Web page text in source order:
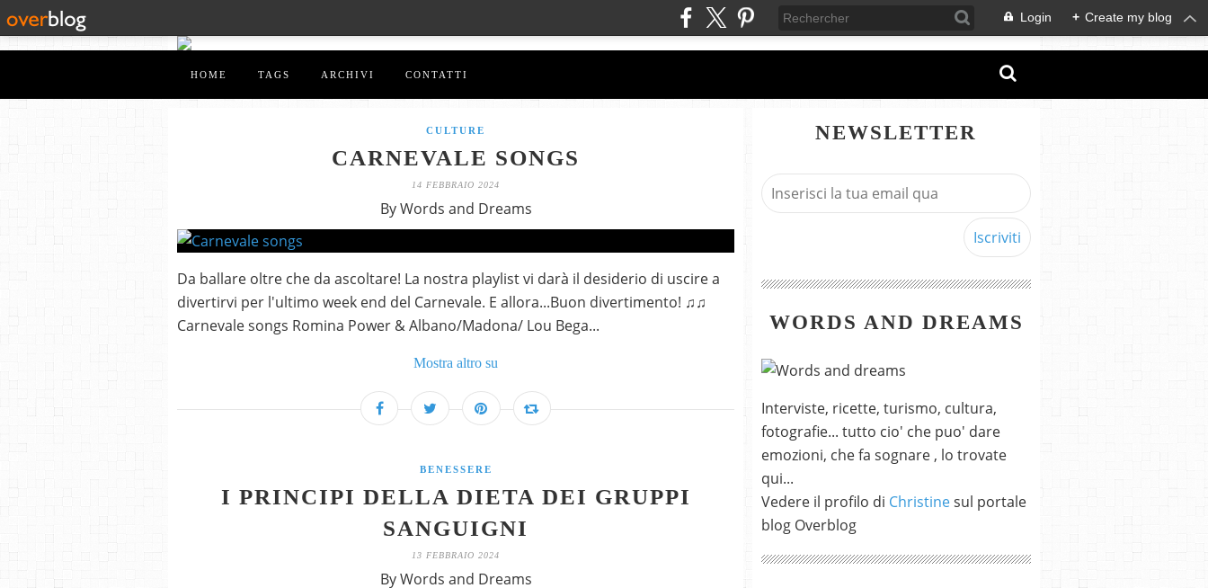
Login + Create my blog
HOME TAGS ARCHIVI CONTATTI
CULTURE
CARNEVALE SONGS
14 FEBBRAIO 2024
By Words and Dreams
Da ballare oltre che da ascoltare! La nostra playlist vi darà il desiderio di uscire a
divertirvi per l'ultimo week end del Carnevale. E allora...Buon divertimento! ♫♫
Carnevale songs Romina Power & Albano/Madona/ Lou Bega...
Mostra altro su
BENESSERE
I PRINCIPI DELLA DIETA DEI GRUPPI
SANGUIGNI
13 FEBBRAIO 2024
By Words and Dreams
NEWSLETTER
WORDS AND DREAMS
Interviste, ricette, turismo, cultura,
fotografie... tutto cio' che puo' dare
emozioni, che fa sognare , lo trovate
qui...
Vedere il profilo di Christinesul portale
blog Overblog